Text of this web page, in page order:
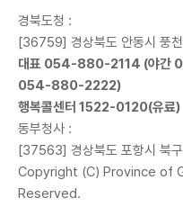
경북도청 :
[36759] 경상북도 안동시 풍
대표 054-880-2114 (야간
054-880-2222)
행복콜센터 1522-0120(유료)
동부청사 :
[37563] 경상북도 포항시 북
Copyright (C) Province of
Reserved.